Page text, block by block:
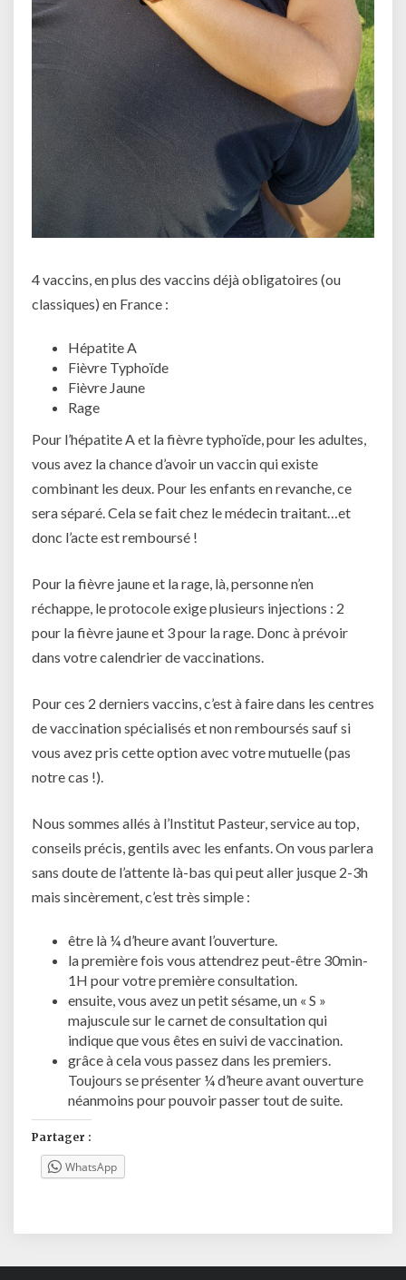
4 vaccins, en plus des vaccins déjà obligatoires (ou
classiques) en France :
Hépatite A
Fièvre Typhoïde
Fièvre Jaune
Rage
Pour l’hépatite A et la fièvre typhoïde, pour les adultes,
vous avez la chance d’avoir un vaccin qui existe
combinant les deux. Pour les enfants en revanche, ce
sera séparé. Cela se fait chez le médecin traitant…et
donc l’acte est remboursé !
Pour la fièvre jaune et la rage, là, personne n’en
réchappe, le protocole exige plusieurs injections : 2
pour la fièvre jaune et 3 pour la rage. Donc à prévoir
dans votre calendrier de vaccinations.
Pour ces 2 derniers vaccins, c’est à faire dans les centres
de vaccination spécialisés et non remboursés sauf si
vous avez pris cette option avec votre mutuelle (pas
notre cas !).
Nous sommes allés à l’Institut Pasteur, service au top,
conseils précis, gentils avec les enfants. On vous parlera
sans doute de l’attente là-bas qui peut aller jusque 2-3h
mais sincèrement, c’est très simple :
être là ¼ d’heure avant l’ouverture.
la première fois vous attendrez peut-être 30min-
1H pour votre première consultation.
ensuite, vous avez un petit sésame, un « S »
majuscule sur le carnet de consultation qui
indique que vous êtes en suivi de vaccination.
grâce à cela vous passez dans les premiers.
Toujours se présenter ¼ d’heure avant ouverture
néanmoins pour pouvoir passer tout de suite.
Partager :
WhatsApp